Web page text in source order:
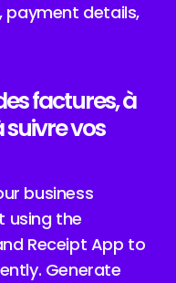
payment details,
factures, à
suivre vos
business
using the
Receipt App to
Generate